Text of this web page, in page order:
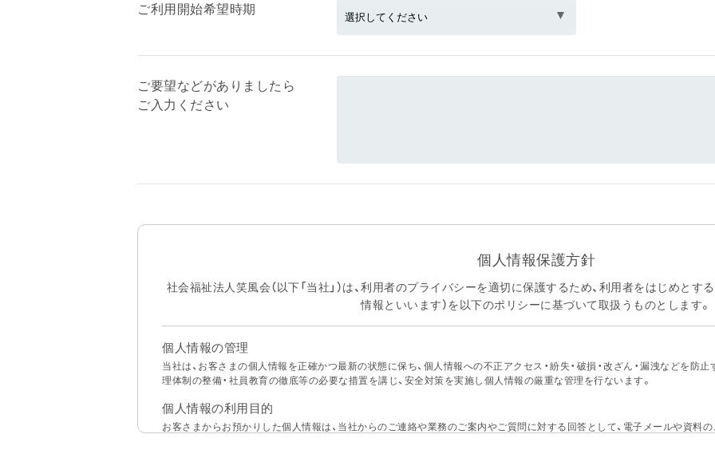
ご利用開始希望時期
ご要望などがありましたら
ご入力ください
個人情報保護方針
社会福祉法人笑風会（以下「当社」）は、利用者のプライバシーを適切に保護するため、利用者をはじめとす
情報といいます）を以下のポリシーに基づいて取扱うものとします。
個人情報の管理
当社は、お客さまの個人情報を正確かつ最新の状態に保ち、個人情報への不正アクセス・紛失・破損・改ざん・漏洩などを防
理体制の整備・社員教育の徹底等の必要な措置を講じ、安全対策を実施し個人情報の厳重な管理を行ないます。
個人情報の利用目的
お客さまからお預かりした個人情報は、当社からのご連絡や業務のご案内やご質問に対する回答として、電子メールや資料の